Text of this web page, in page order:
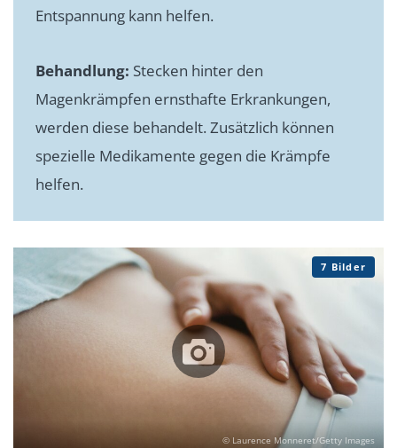
Entspannung kann helfen.
Behandlung: Stecken hinter den
Magenkrämpfen ernsthafte Erkrankungen,
werden diese behandelt. Zusätzlich können
spezielle Medikamente gegen die Krämpfe
helfen.
© Laurence Monneret/Getty Images
7 Bilder